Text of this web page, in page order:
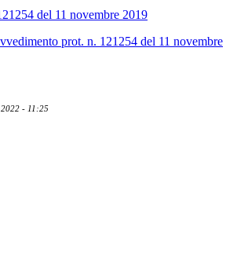
del 11 novembre 2019
prot. n. 121254 del 11 novembre
- 11:25